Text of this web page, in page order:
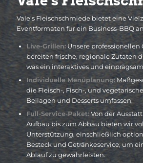
Vale’s Fleischschmiede bietet eine
Eventformaten für ein Business-BBQ
Live-Grillen:Unsere professionellen
bereiten frische, regionale Zutaten
was ein interaktives und
Individuelle Menüplanung:
die Fleisch-, Fisch-, und
Beilagen und Desserts umfassen.
Full-Service-Paket:Von der
Aufbau bis zum Abbau bieten wir
Unterstützung, einschließlich
Besteck und Getränkeservice, um
Ablauf zu gewährleisten.